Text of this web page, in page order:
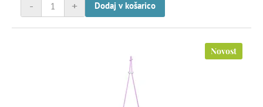
+
- Dodaj v košarico
Novost